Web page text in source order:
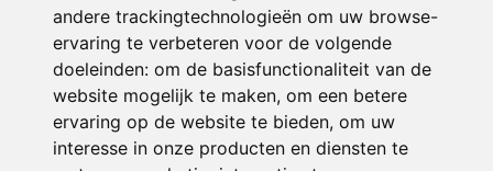
andere trackingtechnologieën om uw browse-
ervaring te verbeteren voor de volgende
doeleinden: om de basisfunctionaliteit van de
website mogelijk te maken, om een betere
ervaring op de website te bieden, om uw
interesse in onze producten en diensten te
© 2026 Avonturijn | Alle rechten voorbehouden